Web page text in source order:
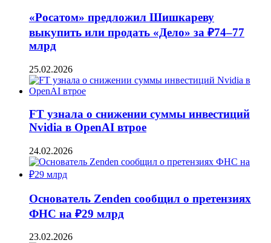
«Росатом» предложил Шишкареву
выкупить или продать «Дело» за ₽74–77
млрд
25.02.2026
FT узнала о снижении суммы инвестиций
Nvidia в OpenAI втрое
24.02.2026
Основатель Zenden сообщил о претензиях
ФНС на ₽29 млрд
23.02.2026